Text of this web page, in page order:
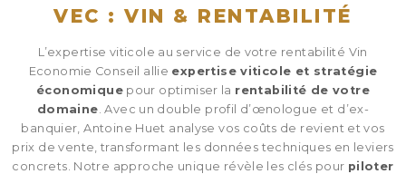
VEC : VIN & RENTABILITÉ
L’expertise viticole au service de votre rentabilité Vin
Economie Conseil allie expertise viticole et stratégie
économiquepour optimiser la rentabilité de votre
domaine. Avec un double profil d’œnologue et d’ex-
banquier, Antoine Huet analyse vos coûts de revient et vos
prix de vente, transformant les données techniques en leviers
concrets. Notre approche unique révèle les clés pour piloter